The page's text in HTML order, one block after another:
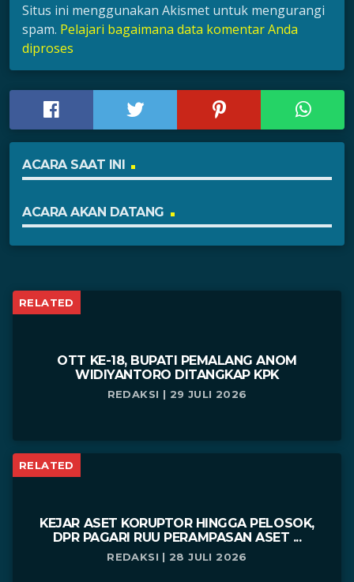
Situs ini menggunakan Akismet untuk mengurangi
spam. Pelajari bagaimana data komentar Anda
diproses
ACARA SAAT INI
ACARA AKAN DATANG
RELATED
OTT KE-18, BUPATI PEMALANG ANOM
WIDIYANTORO DITANGKAP KPK
REDAKSI | 29 JULI 2026
RELATED
KEJAR ASET KORUPTOR HINGGA PELOSOK,
DPR PAGARI RUU PERAMPASAN ASET ...
REDAKSI | 28 JULI 2026